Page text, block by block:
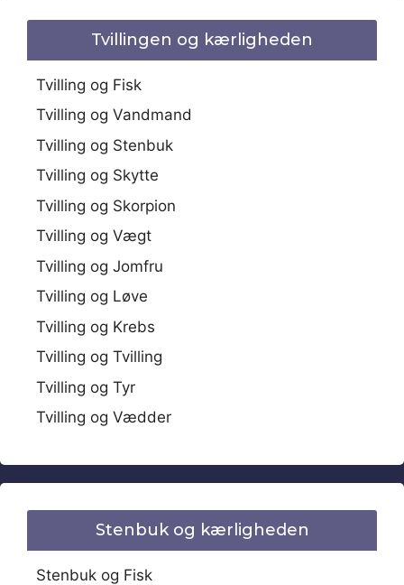
Tvillingen og kærligheden
Tvilling og Fisk
Tvilling og Vandmand
Tvilling og Stenbuk
Tvilling og Skytte
Tvilling og Skorpion
Tvilling og Vægt
Tvilling og Jomfru
Tvilling og Løve
Tvilling og Krebs
Tvilling og Tvilling
Tvilling og Tyr
Tvilling og Vædder
Stenbuk og kærligheden
Stenbuk og Fisk